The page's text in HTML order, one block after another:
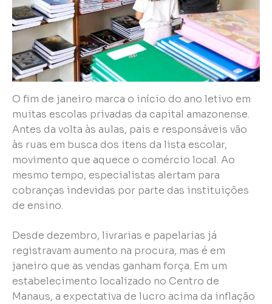
O fim de janeiro marca o início do ano letivo em
muitas escolas privadas da capital amazonense.
Antes da volta às aulas, pais e responsáveis vão
às ruas em busca dos itens da lista escolar,
movimento que aquece o comércio local. Ao
mesmo tempo, especialistas alertam para
cobranças indevidas por parte das instituições
de ensino.
Desde dezembro, livrarias e papelarias já
registravam aumento na procura, mas é em
janeiro que as vendas ganham força. Em um
estabelecimento localizado no Centro de
Manaus, a expectativa de lucro acima da inflação